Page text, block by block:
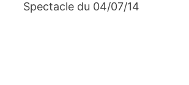
Spectacle du 04/07/14